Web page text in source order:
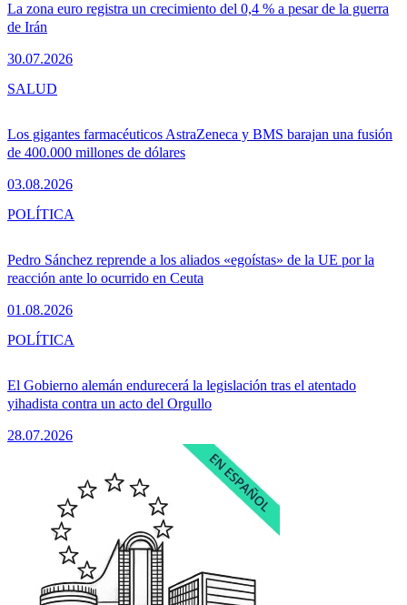
La zona euro registra un crecimiento del 0,4 % a pesar de la guerra
de Irán
30.07.2026
Los gigantes farmacéuticos AstraZeneca y BMS barajan una fusión
de 400.000 millones de dólares
03.08.2026
SALUD
Pedro Sánchez reprende a los aliados «egoístas» de la UE por la
reacción ante lo ocurrido en Ceuta
01.08.2026
POLÍTICA
El Gobierno alemán endurecerá la legislación tras el atentado
yihadista contra un acto del Orgullo
28.07.2026
POLÍTICA